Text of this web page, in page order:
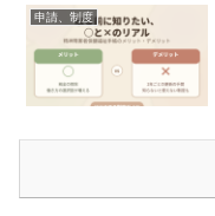
申請、制度